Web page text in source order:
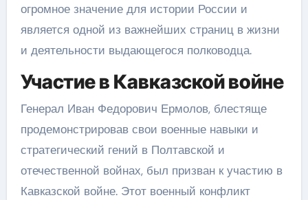
огромное значение для истории России и
является одной из важнейших страниц в жизни
и деятельности выдающегося полководца.
Участие в Кавказской войне
Генерал Иван Федорович Ермолов, блестяще
продемонстрировав свои военные навыки и
стратегический гений в Полтавской и
отечественной войнах, был призван к участию в
Кавказской войне. Этот военный конфликт